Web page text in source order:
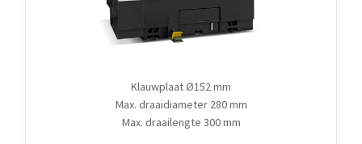
Klauwplaat Ø152 mm
Max. draaidiameter 280 mm
Max. draailengte 300 mm